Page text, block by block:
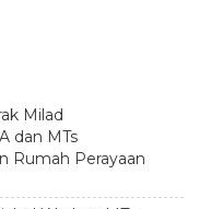
Milad
dan MTs
Rumah Perayaan